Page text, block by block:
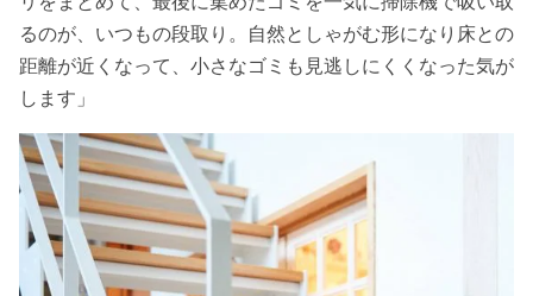
るのが、いつもの段取り。自然としゃがむ形になり床との
距離が近くなって、小さなゴミも見逃しにくくなった気が
します」